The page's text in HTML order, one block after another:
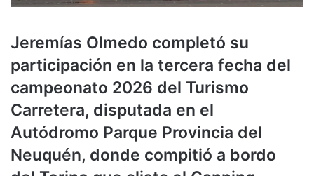
Jeremías Olmedo completó su
participación en la tercera fecha del
campeonato 2026 del Turismo
Carretera, disputada en el
Autódromo Parque Provincia del
Neuquén, donde compitió a bordo